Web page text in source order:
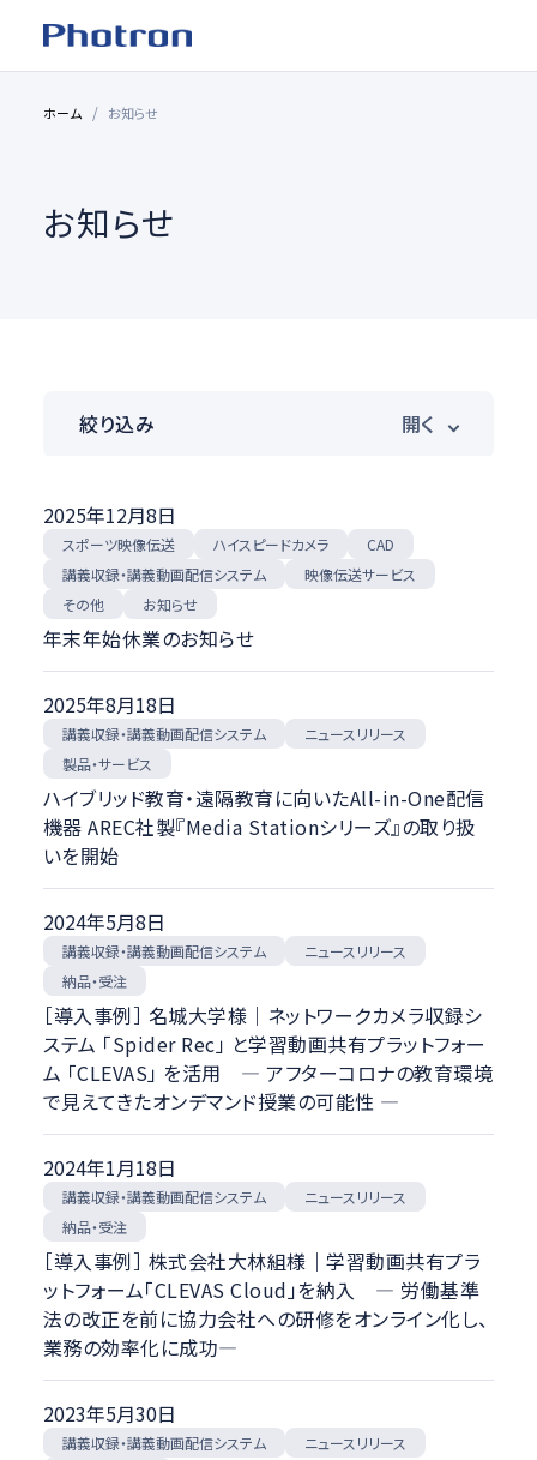
ホーム お知らせ
お知らせ
絞り込み
スポーツ映像伝送
ハイスピードカメラ
CAD
講義収録・講義動画配信システム
映像伝送サービス
ニュースカテゴリ
イベント・セミナー
お知らせ
ニュースリリース
メディア掲載
納品・受注
経営
製品・サービス
絞り込む
2025年12月8日
スポーツ映像伝送 ハイスピードカメラ CAD
講義収録・講義動画配信システム 映像伝送サービス
その他 お知らせ
年末年始休業のお知らせ
2025年8月18日
講義収録・講義動画配信システム ニュースリリース
製品・サービス
ハイブリッド教育・遠隔教育に向いたAll-in-One配信
機器 AREC社製『Media Stationシリーズ』の取り扱
いを開始
2024年5月8日
講義収録・講義動画配信システム ニュースリリース
納品・受注
［導入事例］ 名城大学様｜ネットワークカメラ収録シ
ステム 「Spider Rec」 と学習動画共有プラットフォー
ム 「CLEVAS」 を活用 ― アフターコロナの教育環境
で見えてきたオンデマンド授業の可能性 ―
2024年1月18日
講義収録・講義動画配信システム ニュースリリース
納品・受注
［導入事例］ 株式会社大林組様｜学習動画共有プラ
ットフォーム「CLEVAS Cloud」を納入 ― 労働基準
法の改正を前に協力会社への研修をオンライン化し、
業務の効率化に成功―
2023年5月30日
講義収録・講義動画配信システム ニュースリリース